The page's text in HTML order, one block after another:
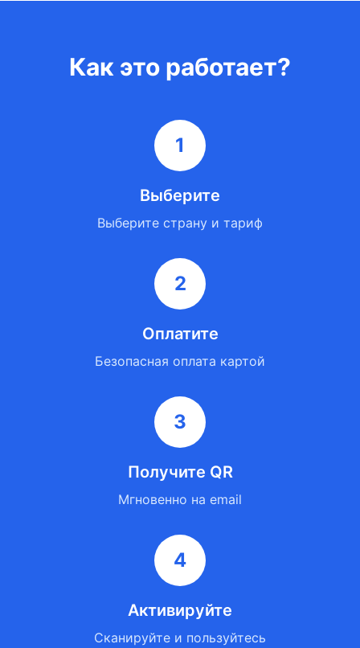
Как это работает?
1
Выберите
Выберите страну и тариф
2
Оплатите
Безопасная оплата картой
3
Получите QR
Мгновенно на email
4
Активируйте
Сканируйте и пользуйтесь